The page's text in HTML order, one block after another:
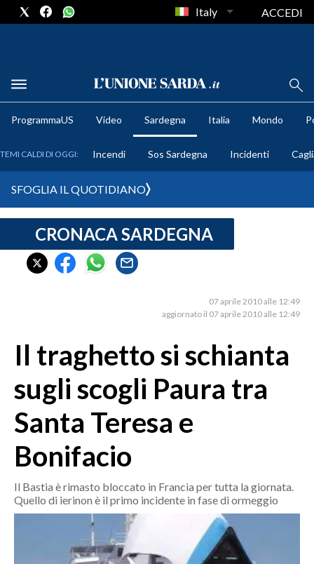
METEO
CRONACA SARDEGNA
CAGLIARI
SASSARI E PROVINCIA
GALLURA
NUORO E PROVINCIA
OGLIASTRA
AGENDA
ITALIA
Italy ACCEDI
ProgrammaUS Video Sardegna Italia Mondo
TEMI CALDI DI OGGI: Incendi Sos Sardegna Incidenti
SFOGLIA IL QUOTIDIANO
CRONACA SARDEGNA
07 aprile 2010 alle 12:49
aggiornato il 07 aprile 2010 alle 12:49
Il traghetto si schianta
sugli scogli Paura tra
Santa Teresa e
Bonifacio
Il Bastia è rimasto bloccato in Francia per tutta la giornata.
Quello di ierinon è il primo incidente in fase di ormeggio